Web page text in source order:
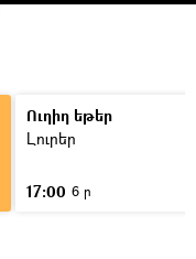
Ուղիղ եթեր
Լուրեր
17:00 6 ր